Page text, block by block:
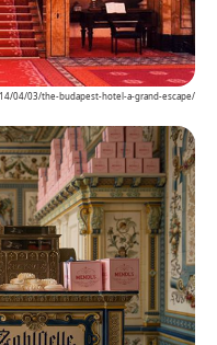
04/03/the-budapest-hotel-a-grand-escape/